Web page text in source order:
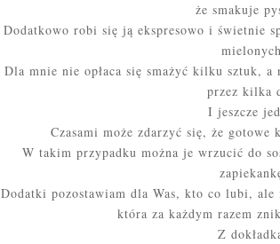
że smakuje
Dodatkowo robi się ją ekspresowo i świetnie
Dla mnie nie opłaca się smażyć kilku sztuk, a
przez kilka
I jeszcze
Czasami może zdarzyć się, że gotowe
W takim przypadku można je wrzucić do
Dodatki pozostawiam dla Was, kto co lubi, ale
która za każdym razem
Z